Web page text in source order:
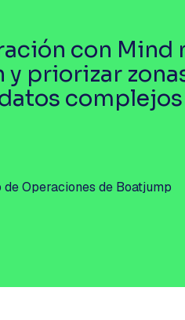
con
y priorizar
Operaciones de Boatjump